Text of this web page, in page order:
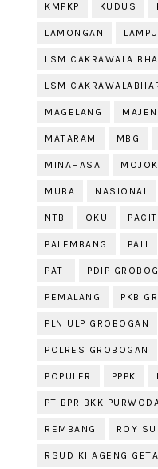
KMPKP KUDUS
LAMONGAN
LSM CAKRAWALA
LSM
MAGELANG
MATARAM MBG
MINAHASA
MUBA NASIONAL
NTB OKU
PALEMBANG PALI
PATI PDIP
PEMALANG PKB
PLN ULP GROBOGAN
POLRES GROBOGAN
POPULER PPPK
PT BPR BKK
REMBANG ROY
RSUD KI AGENG